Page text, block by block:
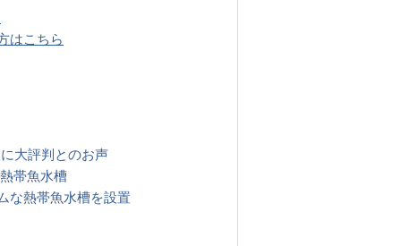
はこちら
大評判とのお声
帯魚水槽
な熱帯魚水槽を設置